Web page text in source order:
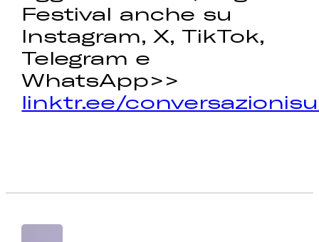
Festival anche su
Instagram, X, TikTok,
Telegram e
WhatsApp>>
linktr.ee/